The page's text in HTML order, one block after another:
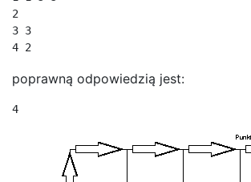
2
3 3
4 2
poprawną odpowiedzią jest:
4